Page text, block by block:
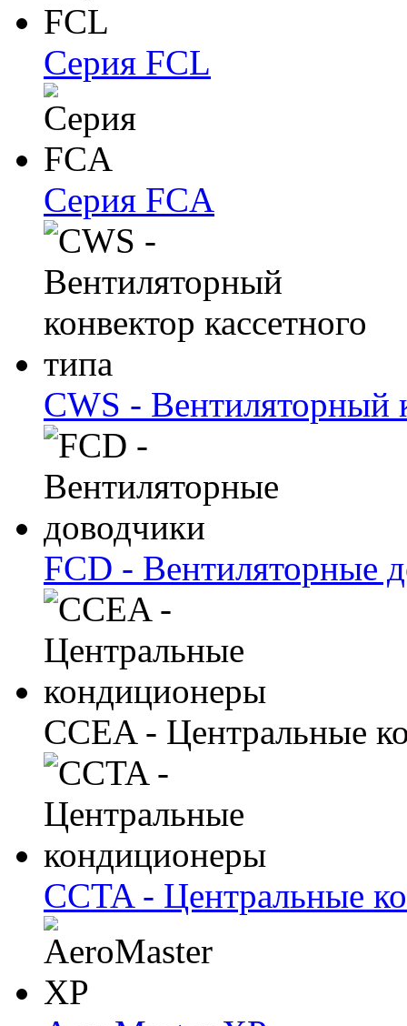
Серия FCL
Серия FCA
CWS - Вентиляторный
FCD - Вентиляторные
CCEA - Центральные
CCTA - Центральные